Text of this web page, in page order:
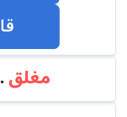
مغلق